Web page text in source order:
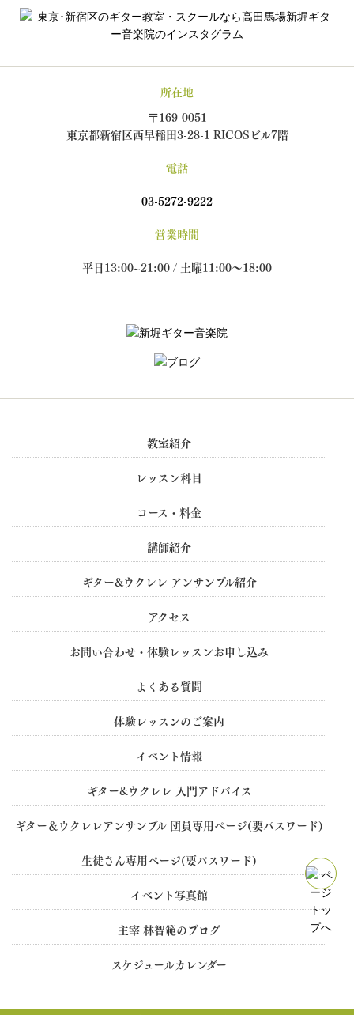
所在地
〒169-0051
東京都新宿区西早稲田3-28-1 RICOSビル7階
電話
03-5272-9222
営業時間
平日13:00~21:00 / 土曜11:00～18:00
教室紹介
レッスン科目
コース・料金
講師紹介
ギター&ウクレレ アンサンブル紹介
アクセス
お問い合わせ・体験レッスンお申し込み
よくある質問
体験レッスンのご案内
イベント情報
ギター&ウクレレ 入門アドバイス
ギター＆ウクレレアンサンブル 団員専用ぺージ(要パスワード)
生徒さん専用ぺージ(要パスワード)
イベント写真館
主宰 林智範のブログ
スケジュールカレンダー